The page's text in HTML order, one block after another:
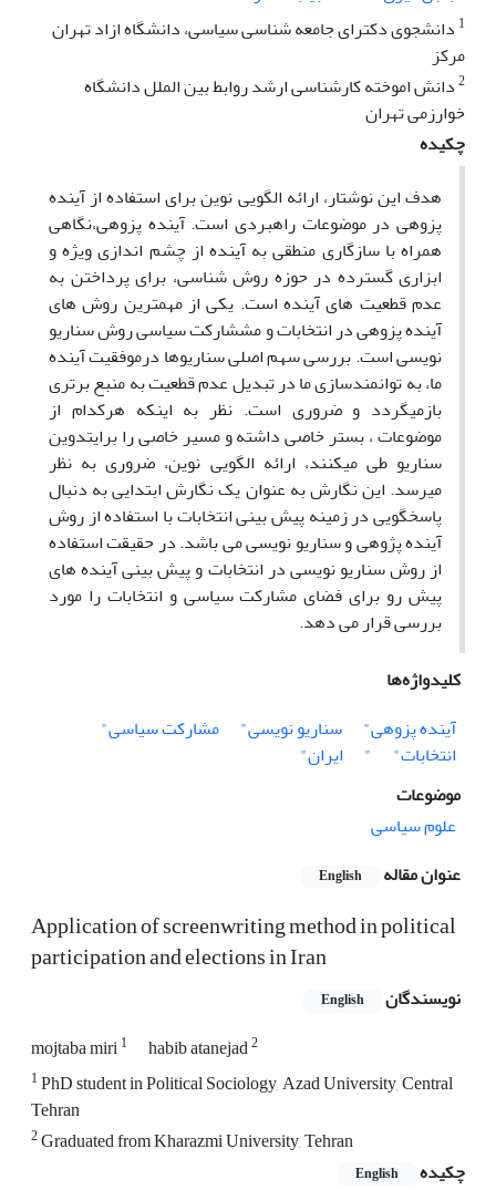
1 دانشجوی دکترای جامعه شناسی سیاسی، دانشگاه ازاد تهران
مرکز
2دانش اموخته کارشناسی ارشد روابط بین الملل دانشگاه
خوارزمی تهران
چکیده
هدف این نوشتار، ارائه الگویی نوین برای استفاده از آینده
پزوهی در موضوعات راهبردی است. آینده پزوهی،نگاهی
همراه با سازگاری منطقی به آینده از چشم اندازی ویژه و
ابزاری گسترده در حوزه روش شناسی، برای پرداختن به
عدم قطعیت های آینده است. یکی از مهمترین روش های
آینده پزوهی در انتخابات و مششارکت سیاسی روش سناریو
نویسی است. بررسی سهم اصلی سناریوها درموفقیت آینده
ما، به توانمندسازی ما در تبدیل عدم قطعیت به منبع برتری
بازمیگردد و ضروری است. نظر به اینکه هرکدام از
موضوعات ، بستر خاصی داشته و مسیر خاصی را برایتدوین
سناریو طی میکنند، ارائه الگویی نوین، ضروری به نظر
میرسد. این نگارش به عنوان یک نگارش ابتدایی به دنبال
پاسخگویی در زمینه پیش بینی انتخابات با استفاده از روش
آینده پژوهی و سناریو نویسی می باشد. در حقیقت استفاده
از روش سناریو نویسی در انتخابات و پیش بینی آینده های
پیش رو برای فضای مشارکت سیاسی و انتخابات را مورد
بررسی قرار می دهد.
کلیدواژه‌ها
آینده پزوهی"
سناریو نویسی"
مشارکت سیاسی"
انتخابات"
"
ایران"
موضوعات
علوم سیاسی
عنوان مقاله
English
Application of screenwriting method in political
participation and elections in Iran
نویسندگان English
mojtaba miri1 habib atanejad2
1PhD student in Political Sociology, Azad University, Central
Tehran
2Graduated from Kharazmi University, Tehran
چکیده
English